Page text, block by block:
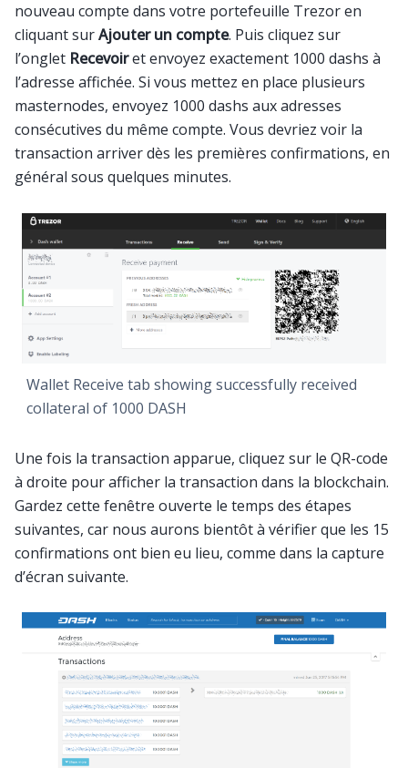
nouveau compte dans votre portefeuille Trezor en
cliquant surAjouter un compte. Puis cliquez sur
l’onglet Recevoiret envoyez exactement 1000 dashs à
l’adresse affichée. Si vous mettez en place plusieurs
masternodes, envoyez 1000 dashs aux adresses
consécutives du même compte. Vous devriez voir la
transaction arriver dès les premières confirmations, en
général sous quelques minutes.
Wallet Receive tab showing successfully received
collateral of 1000 DASH
Une fois la transaction apparue, cliquez sur le QR-code
à droite pour afficher la transaction dans la blockchain.
Gardez cette fenêtre ouverte le temps des étapes
suivantes, car nous aurons bientôt à vérifier que les 15
confirmations ont bien eu lieu, comme dans la capture
d’écran suivante.